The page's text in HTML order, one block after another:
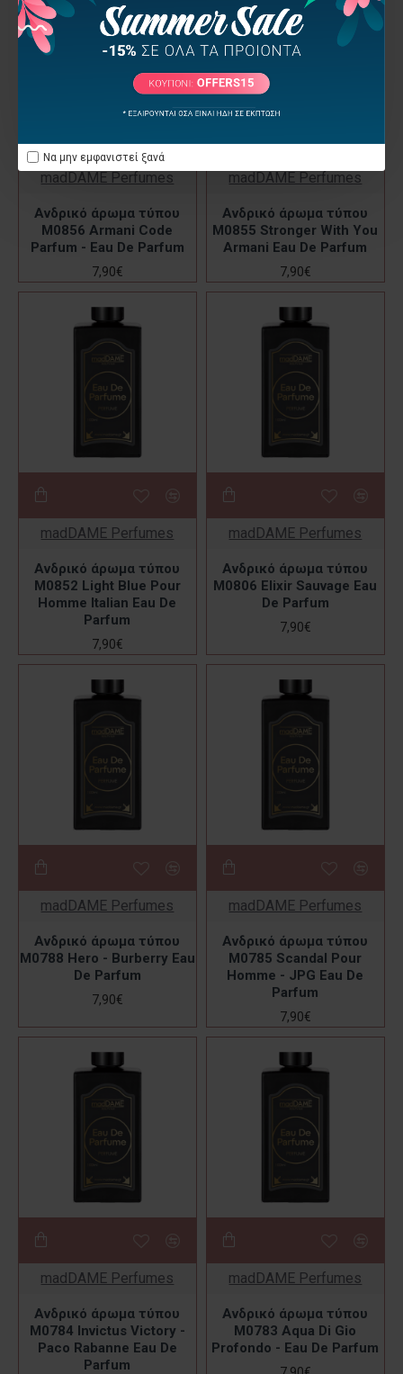
Να μην εμφανιστεί ξανά
madDAME Perfumes
Ανδρικό άρωμα τύπου
M0856 Armani Code
Parfum - Eau De Parfum
7,90€
madDAME Perfumes
Ανδρικό άρωμα τύπου
M0855 Stronger With You
Armani Eau De Parfum
7,90€
madDAME Perfumes
Ανδρικό άρωμα τύπου
M0852 Light Blue Pour
Homme Italian Eau De
Parfum
7,90€
madDAME Perfumes
Ανδρικό άρωμα τύπου
M0806 Elixir Sauvage Eau
De Parfum
7,90€
madDAME Perfumes
Ανδρικό άρωμα τύπου
M0788 Hero - Burberry Eau
De Parfum
7,90€
madDAME Perfumes
Ανδρικό άρωμα τύπου
M0785 Scandal Pour
Homme - JPG Eau De
Parfum
7,90€
madDAME Perfumes
Ανδρικό άρωμα τύπου
M0784 Invictus Victory -
Paco Rabanne Eau De
Parfum
madDAME Perfumes
Ανδρικό άρωμα τύπου
M0783 Aqua Di Gio
Profondo - Eau De Parfum